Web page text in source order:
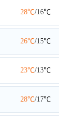
28℃/16℃
26℃/15℃
23℃/13℃
28℃/17℃